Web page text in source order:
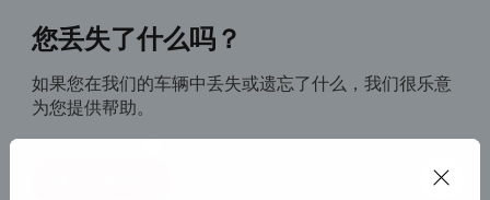
您丢失了什么吗？
如果您在我们的车辆中丢失或遗忘了什么，我们很乐意
为您提供帮助。